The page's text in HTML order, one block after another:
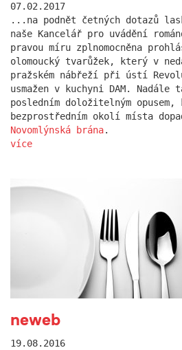
07.02.2017
...na podnět četných dotazů
naše Kancelář pro uvádění
pravou míru zplnomocněna
olomoucký tvarůžek, který v
pražském nábřeží při ústí
usmažen v kuchyni DAM.
posledním doložitelným
bezprostředním okolí místa
Novomlýnská brána.
více
neweb
19.08.2016